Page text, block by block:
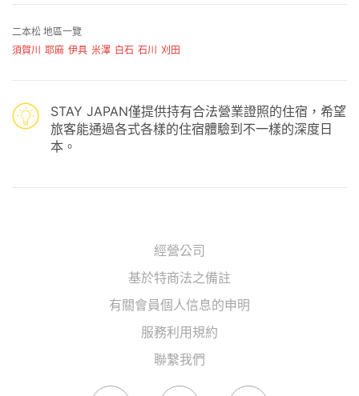
二本松 地區一覽
須賀川
耶麻 伊具 米澤 白石 石川 刈田
STAY JAPAN僅提供持有合法營業證照的住宿，希望
旅客能通過各式各樣的住宿體驗到不一樣的深度日
本。
經營公司
基於特商法之備註
有關會員個人信息的申明
服務利用規約
聯繫我們